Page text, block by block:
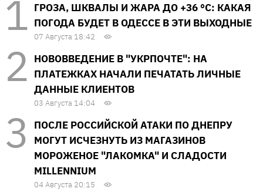
ГРОЗА, ШКВАЛЫ И ЖАРА ДО +36 °С: КАКАЯ
ПОГОДА БУДЕТ В ОДЕССЕ В ЭТИ ВЫХОДНЫЕ
07 Августа 18:42
НОВОВВЕДЕНИЕ В "УКРПОЧТЕ": НА
ПЛАТЕЖКАХ НАЧАЛИ ПЕЧАТАТЬ ЛИЧНЫЕ
ДАННЫЕ КЛИЕНТОВ
03 Августа 14:04
ПОСЛЕ РОССИЙСКОЙ АТАКИ ПО ДНЕПРУ
МОГУТ ИСЧЕЗНУТЬ ИЗ МАГАЗИНОВ
МОРОЖЕНОЕ "ЛАКОМКА" И СЛАДОСТИ
MILLENNIUM
04 Августа 20:15